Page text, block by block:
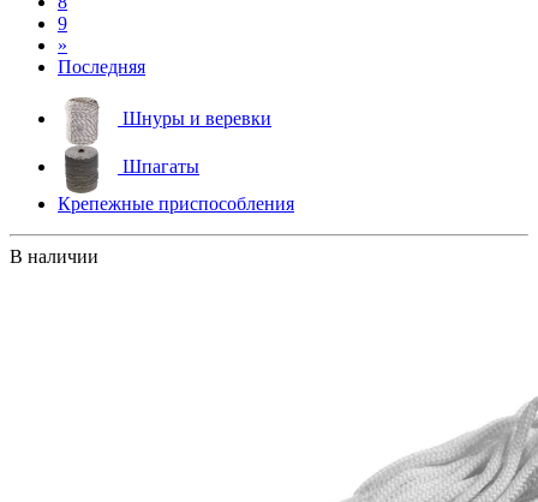
9
»
Последняя
Шнуры и веревки
Шпагаты
Крепежные приспособления
В наличии